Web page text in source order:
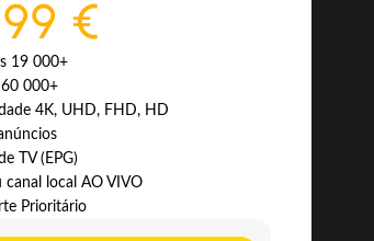
€
19 000+
000+
4K, UHD, FHD, HD
TV (EPG)
canal local AO VIVO
Prioritário